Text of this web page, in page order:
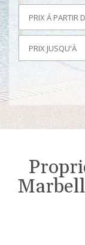
PRIX Á PARTIR
PRIX JUSQU'À